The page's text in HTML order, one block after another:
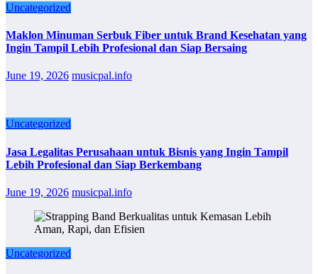
Uncategorized
Maklon Minuman Serbuk Fiber untuk Brand Kesehatan yang
Ingin Tampil Lebih Profesional dan Siap Bersaing
June 19, 2026 musicpal.info
Uncategorized
Jasa Legalitas Perusahaan untuk Bisnis yang Ingin Tampil
Lebih Profesional dan Siap Berkembang
June 19, 2026 musicpal.info
Uncategorized